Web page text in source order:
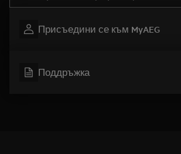
Присъедини се към MyAEG
Поддръжка